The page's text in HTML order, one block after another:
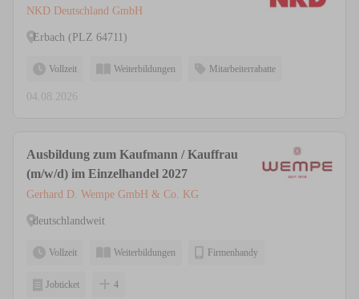
NKD Deutschland GmbH
Erbach (PLZ 64711)
Vollzeit Weiterbildungen Mitarbeiterrabatte
04.08.2026
Ausbildung zum Kaufmann / Kauffrau
(m/w/d) im Einzelhandel 2027
Gerhard D. Wempe GmbH & Co. KG
deutschlandweit
Vollzeit Weiterbildungen Firmenhandy
Jobticket 4